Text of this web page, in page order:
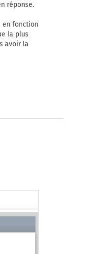
réponse.
en fonction
la plus
avoir la